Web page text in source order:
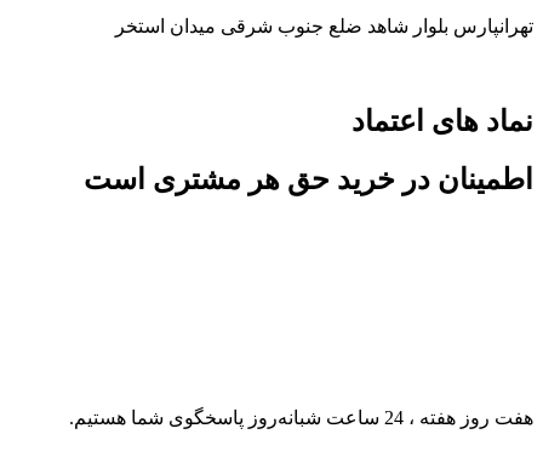
تهرانپارس بلوار شاهد ضلع جنوب شرقی میدان استخر
نماد های اعتماد
اطمینان در خرید حق هر مشتری است
هفت روز هفته ، 24 ساعت شبانه‌روز پاسخگوی شما هستیم.